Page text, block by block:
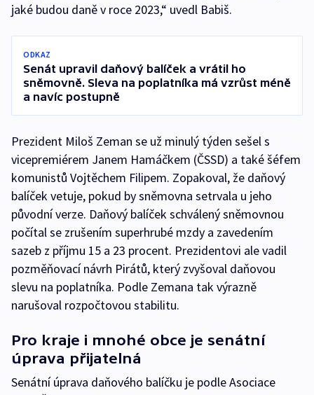
jaké budou daně v roce 2023,“ uvedl Babiš.
ODKAZ
Senát upravil daňový balíček a vrátil ho
sněmovně. Sleva na poplatníka má vzrůst méně
a navíc postupně
Prezident Miloš Zeman se už minulý týden sešel s
vicepremiérem Janem Hamáčkem (ČSSD) a také šéfem
komunistů Vojtěchem Filipem. Zopakoval, že daňový
balíček vetuje, pokud by sněmovna setrvala u jeho
původní verze. Daňový balíček schválený sněmovnou
počítal se zrušením superhrubé mzdy a zavedením
sazeb z příjmu 15 a 23 procent. Prezidentovi ale vadil
pozměňovací návrh Pirátů, který zvyšoval daňovou
slevu na poplatníka. Podle Zemana tak výrazně
narušoval rozpočtovou stabilitu.
Pro kraje i mnohé obce je senátní
úprava přijatelná
Senátní úprava daňového balíčku je podle Asociace